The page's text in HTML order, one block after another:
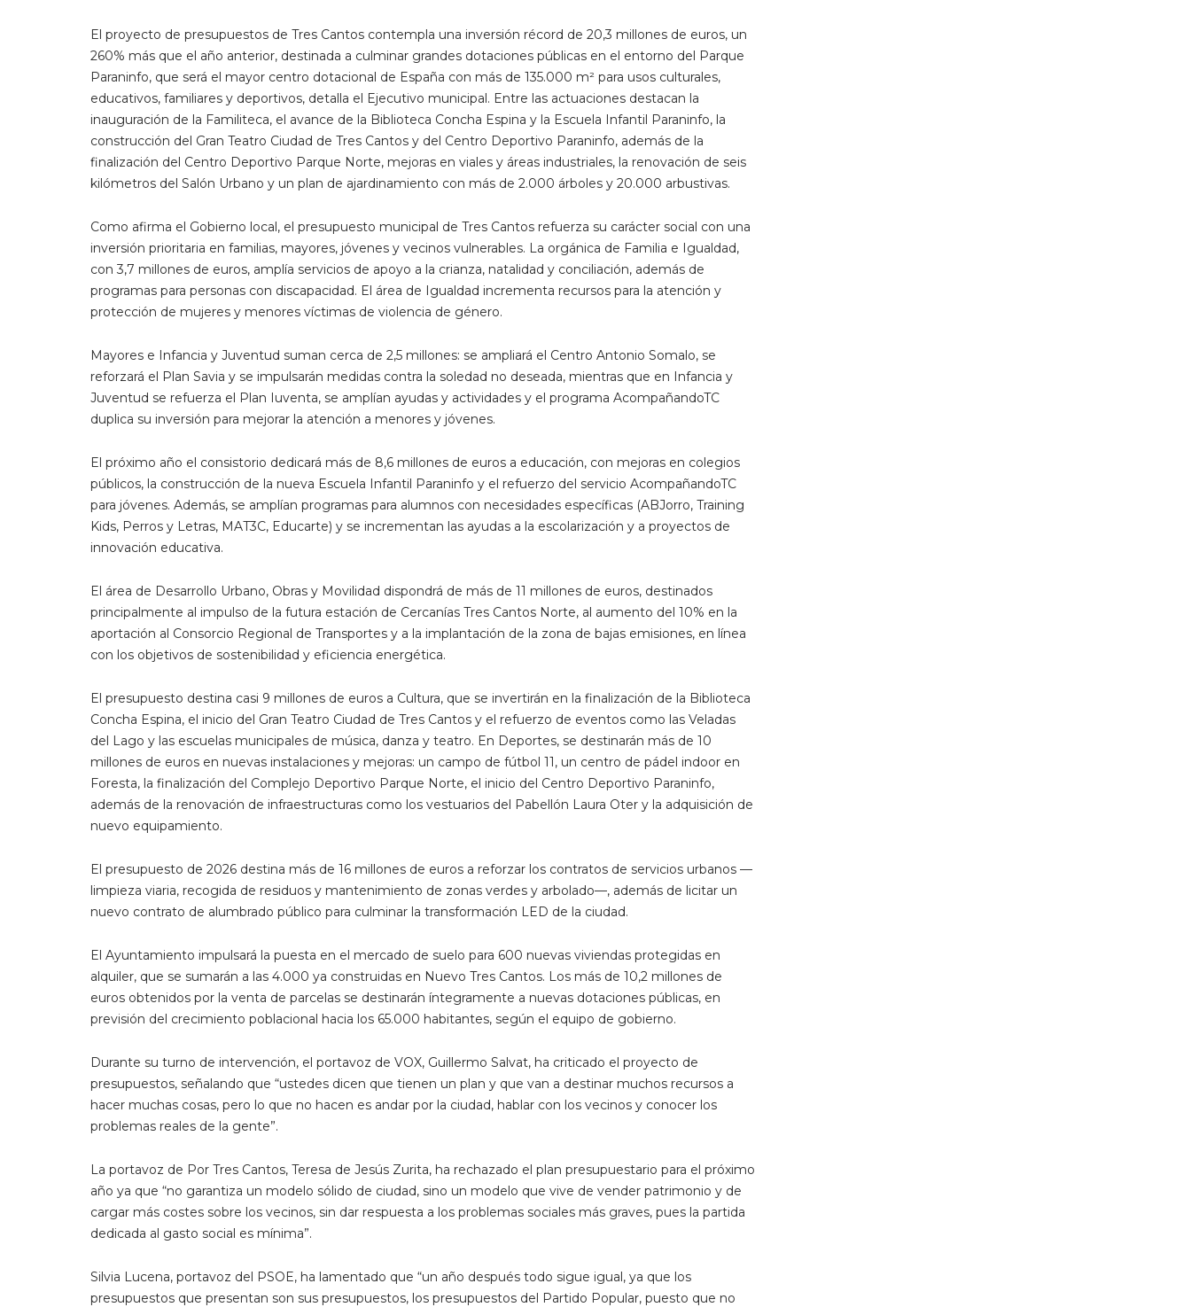
El proyecto de presupuestos de Tres Cantos contempla una inversión récord de 20,3 millones de euros, un
260% más que el año anterior, destinada a culminar grandes dotaciones públicas en el entorno del Parque
Paraninfo, que será el mayor centro dotacional de España con más de 135.000 m² para usos culturales,
educativos, familiares y deportivos, detalla el Ejecutivo municipal. Entre las actuaciones destacan la
inauguración de la Familiteca, el avance de la Biblioteca Concha Espina y la Escuela Infantil Paraninfo, la
construcción del Gran Teatro Ciudad de Tres Cantos y del Centro Deportivo Paraninfo, además de la
finalización del Centro Deportivo Parque Norte, mejoras en viales y áreas industriales, la renovación de seis
kilómetros del Salón Urbano y un plan de ajardinamiento con más de 2.000 árboles y 20.000 arbustivas.
Como afirma el Gobierno local, el presupuesto municipal de Tres Cantos refuerza su carácter social con una
inversión prioritaria en familias, mayores, jóvenes y vecinos vulnerables. La orgánica de Familia e Igualdad,
con 3,7 millones de euros, amplía servicios de apoyo a la crianza, natalidad y conciliación, además de
programas para personas con discapacidad. El área de Igualdad incrementa recursos para la atención y
protección de mujeres y menores víctimas de violencia de género.
Mayores e Infancia y Juventud suman cerca de 2,5 millones: se ampliará el Centro Antonio Somalo, se
reforzará el Plan Savia y se impulsarán medidas contra la soledad no deseada, mientras que en Infancia y
Juventud se refuerza el Plan Iuventa, se amplían ayudas y actividades y el programa AcompañandoTC
duplica su inversión para mejorar la atención a menores y jóvenes.
El próximo año el consistorio dedicará más de 8,6 millones de euros a educación, con mejoras en colegios
públicos, la construcción de la nueva Escuela Infantil Paraninfo y el refuerzo del servicio AcompañandoTC
para jóvenes. Además, se amplían programas para alumnos con necesidades específicas (ABJorro, Training
Kids, Perros y Letras, MAT3C, Educarte) y se incrementan las ayudas a la escolarización y a proyectos de
innovación educativa.
El área de Desarrollo Urbano, Obras y Movilidad dispondrá de más de 11 millones de euros, destinados
principalmente al impulso de la futura estación de Cercanías Tres Cantos Norte, al aumento del 10% en la
aportación al Consorcio Regional de Transportes y a la implantación de la zona de bajas emisiones, en línea
con los objetivos de sostenibilidad y eficiencia energética.
El presupuesto destina casi 9 millones de euros a Cultura, que se invertirán en la finalización de la Biblioteca
Concha Espina, el inicio del Gran Teatro Ciudad de Tres Cantos y el refuerzo de eventos como las Veladas
del Lago y las escuelas municipales de música, danza y teatro. En Deportes, se destinarán más de 10
millones de euros en nuevas instalaciones y mejoras: un campo de fútbol 11, un centro de pádel indoor en
Foresta, la finalización del Complejo Deportivo Parque Norte, el inicio del Centro Deportivo Paraninfo,
además de la renovación de infraestructuras como los vestuarios del Pabellón Laura Oter y la adquisición de
nuevo equipamiento.
El presupuesto de 2026 destina más de 16 millones de euros a reforzar los contratos de servicios urbanos —
limpieza viaria, recogida de residuos y mantenimiento de zonas verdes y arbolado—, además de licitar un
nuevo contrato de alumbrado público para culminar la transformación LED de la ciudad.
El Ayuntamiento impulsará la puesta en el mercado de suelo para 600 nuevas viviendas protegidas en
alquiler, que se sumarán a las 4.000 ya construidas en Nuevo Tres Cantos. Los más de 10,2 millones de
euros obtenidos por la venta de parcelas se destinarán íntegramente a nuevas dotaciones públicas, en
previsión del crecimiento poblacional hacia los 65.000 habitantes, según el equipo de gobierno.
Durante su turno de intervención, el portavoz de VOX, Guillermo Salvat, ha criticado el proyecto de
presupuestos, señalando que “ustedes dicen que tienen un plan y que van a destinar muchos recursos a
hacer muchas cosas, pero lo que no hacen es andar por la ciudad, hablar con los vecinos y conocer los
problemas reales de la gente”.
La portavoz de Por Tres Cantos, Teresa de Jesús Zurita, ha rechazado el plan presupuestario para el próximo
año ya que “no garantiza un modelo sólido de ciudad, sino un modelo que vive de vender patrimonio y de
cargar más costes sobre los vecinos, sin dar respuesta a los problemas sociales más graves, pues la partida
dedicada al gasto social es mínima”.
Silvia Lucena, portavoz del PSOE, ha lamentado que “un año después todo sigue igual, ya que los
presupuestos que presentan son sus presupuestos, los presupuestos del Partido Popular, puesto que no